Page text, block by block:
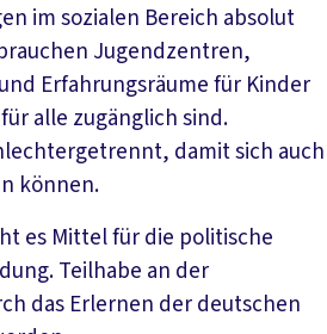
im sozialen Bereich absolut
Jugendzentren,
Erfahrungsräume für Kinder
alle zugänglich sind.
damit sich auch
können.
es Mittel für die politische
Teilhabe an der
das Erlernen der deutschen